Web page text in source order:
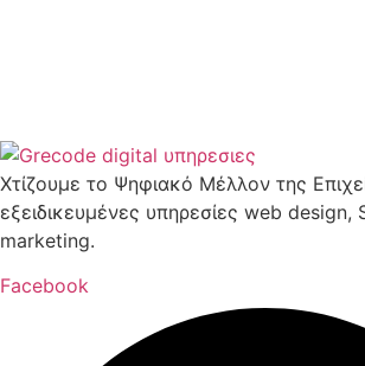
Χτίζουμε το Ψηφιακό Μέλλον της
εξειδικευμένες υπηρεσίες web design,
marketing.
Facebook